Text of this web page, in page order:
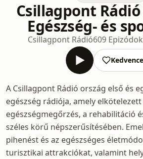
Csillagpont
Egészség- és
Csillagpont Rádió609 Epizódok
A Csillagpont Rádió ország első és
egészség rádiója, amely
egészségmegőrzés, a rehabilitáció
széles körű népszerűsítésében.
pihenést és az egészséges
turisztikai attrakciókat, valamint